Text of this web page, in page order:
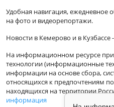
Удобная навигация, ежедневное
на фото и видеорепортажи.
Новости в Кемерово и в
На информационном ресурсе
технологии (информационные
информации на основе сбора,
относящихся к предпочтениям
находящихся на территории
информация